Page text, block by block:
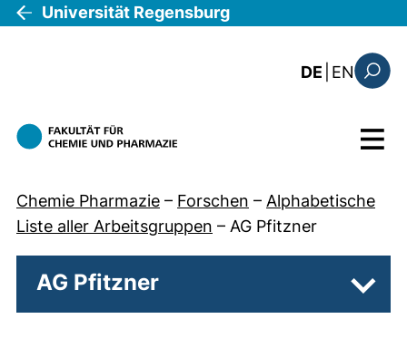
Direkt zum Inhalt
Universität Regensburg
DE EN: this
Menü
Chemie Pharmazie – Forschen – Alphabetische
Liste aller Arbeitsgruppen – AG Pfitzner
AG Pfitzner